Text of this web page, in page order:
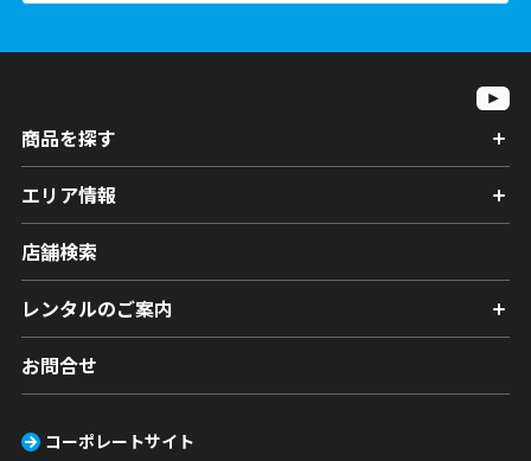
商品を探す
エリア情報
店舗検索
レンタルのご案内
お問合せ
コーポレートサイト